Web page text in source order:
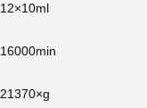
12×10ml
16000min
21370×g